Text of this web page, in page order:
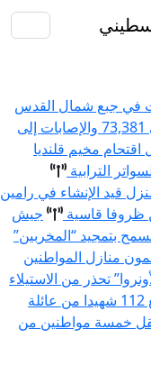
في جبع شمال القدس
ارتفاع حصيلة الشهداء في قطاع غزة إلى 73,381 والإصابات إلى
اقتحام مخيم قلنديا
الترابية
قيد الإنشاء في رامين
ظروفا قاسية
جيش
بتمجيد “المخربين”
منازل المواطنين
تحذر من الاستيلاء
غزة تشيع 112 شهيدا من عائلة
خمسة مواطنين من